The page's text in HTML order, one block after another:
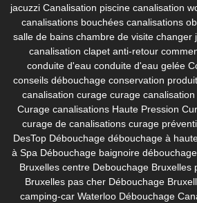
jacuzzi Canalisation piscine canalisation
canalisations bouchées canalisations
salle de bains chambre de visite changer
canalisation clapet anti-retour
conduite d'eau conduite d'eau gelée
conseils débouchage conservation
canalisation curage curage canalisation
Curage canalisations Haute Pression
curage de canalisations curage
DesTop Débouchage débouchage à
à Spa Débouchage baignoire
Bruxelles centre Debouchage Bruxelles
Bruxelles pas cher Débouchage
camping-car Waterloo Débouchage